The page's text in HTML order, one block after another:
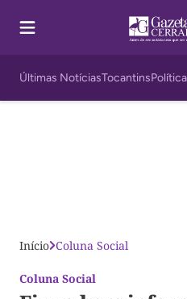
Últimas NotíciasTocantinsPolítica
Início Coluna Social
Coluna Social